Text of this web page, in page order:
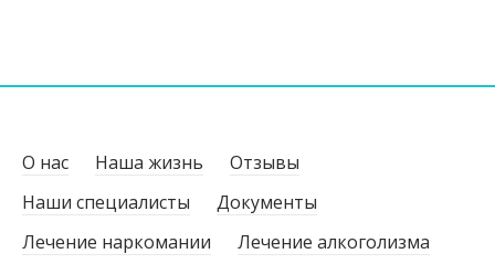
О нас Наша жизнь
Отзывы
Наши специалисты
Документы
Лечение наркомании
Лечение алкоголизма